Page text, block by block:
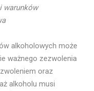
warunków
alkoholowych może
ważnego zezwolenia
oraz
alkoholu musi